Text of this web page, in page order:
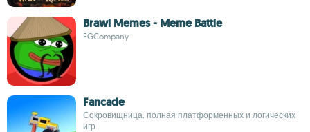
Brawl Memes - Meme Battle
FGCompany
Fancade
Сокровищница, полная платформенных и логических
игр